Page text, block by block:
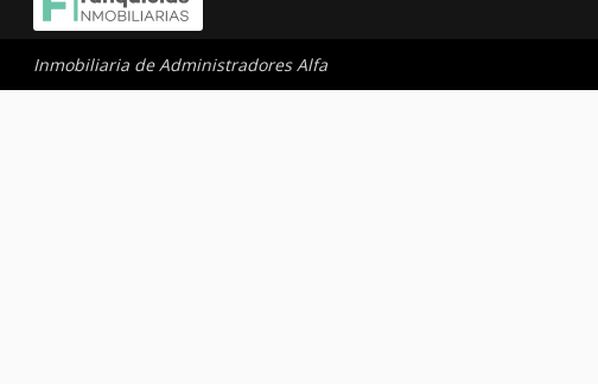
Inmobiliaria de Administradores Alfa